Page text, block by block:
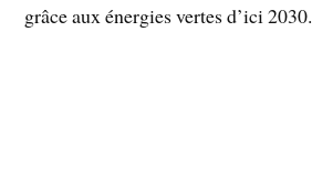
grâce aux énergies vertes d’ici 2030.